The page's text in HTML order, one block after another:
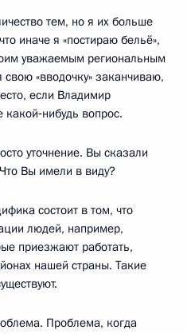
тем, но я их больше
иначе я «постираю бельё»,
уважаемым региональным
«вводочку» заканчиваю,
если Владимир
вопрос.
уточнение. Вы сказали
Вы имели в виду?
состоит в том, что
людей, например,
приезжают работать,
нашей страны. Такие
Проблема, когда